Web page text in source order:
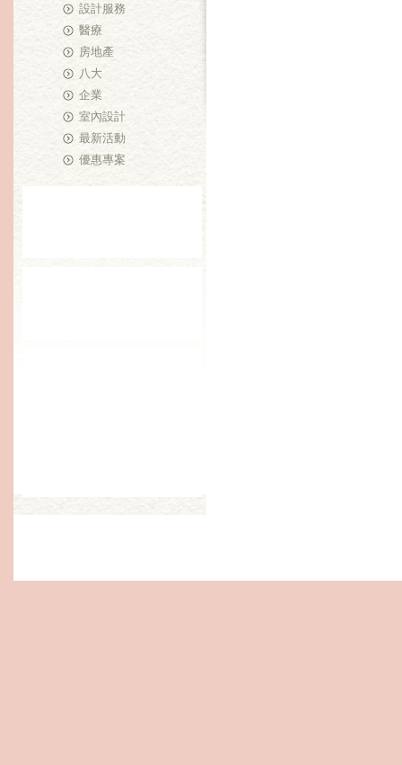
設計服務
醫療
房地產
八大
企業
室內設計
最新活動
優惠專案